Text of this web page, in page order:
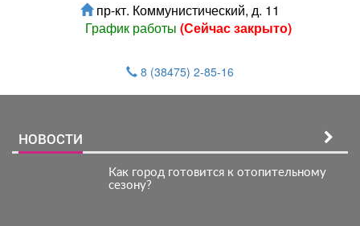
пр-кт. Коммунистический, д. 11
График работы (Сейчас закрыто)
8 (38475) 2-85-16
НОВОСТИ
Как город готовится к отопительному
сезону?